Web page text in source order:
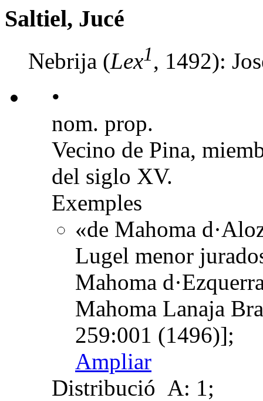
Saltiel, Jucé
Nebrija (Lex1, 1492):
•
nom. prop.
Vecino de Pina,
del siglo XV.
Exemples
«de Mahoma
Lugel menor
Mahoma
Mahoma Lanaja
259:001 (1496)];
Ampliar
Distribució A: 1;